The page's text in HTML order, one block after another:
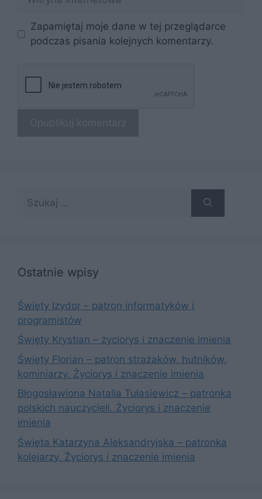
internetowa
Zapamiętaj moje dane w tej przeglądarce
podczas pisania kolejnych komentarzy.
Ostatnie wpisy
Święty Izydor – patron informatyków i
programistów
Święty Krystian – życiorys i znaczenie imienia
Święty Florian – patron strażaków, hutników,
kominiarzy. Życiorys i znaczenie imienia
Błogosławiona Natalia Tułasiewicz – patronka
polskich nauczycieli. Życiorys i znaczenie
imienia
Święta Katarzyna Aleksandryjska – patronka
kolejarzy. Życiorys i znaczenie imienia